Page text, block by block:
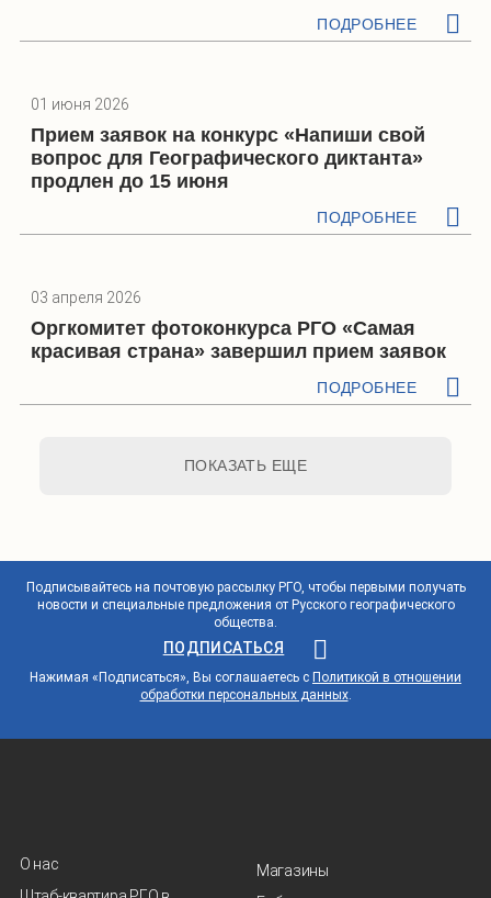
ПОДРОБНЕЕ
01 июня 2026
Прием заявок на конкурс «Напиши свой
вопрос для Географического диктанта»
продлен до 15 июня
ПОДРОБНЕЕ
03 апреля 2026
Оргкомитет фотоконкурса РГО «Самая
красивая страна» завершил прием заявок
ПОДРОБНЕЕ
ПОКАЗАТЬ ЕЩЕ
Подписывайтесь на почтовую рассылку РГО, чтобы первыми получать
новости и специальные предложения от Русского географического
общества.
ПОДПИСАТЬСЯ
Нажимая «Подписаться», Вы соглашаетесь с Политикой в отношении
обработки персональных данных.
О нас
Магазины